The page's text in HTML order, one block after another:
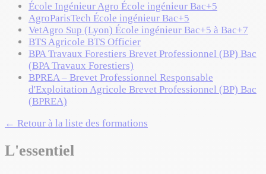
École Ingénieur Agro École ingénieur Bac+5
AgroParisTech École ingénieur Bac+5
VetAgro Sup (Lyon) École ingénieur Bac+5 à Bac+7
BTS Agricole BTS Officier
BPA Travaux Forestiers Brevet Professionnel (BP) Bac
(BPA Travaux Forestiers)
BPREA – Brevet Professionnel Responsable
d'Exploitation Agricole Brevet Professionnel (BP) Bac
(BPREA)
← Retour à la liste des formations
L'essentiel